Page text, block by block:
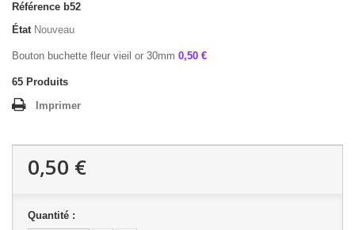
Référence b52
État Nouveau
Bouton buchette fleur vieil or 30mm 0,50 €
65 Produits
Imprimer
0,50 €
Quantité :